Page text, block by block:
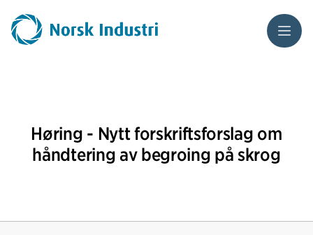
Meny
Høring - Nytt forskriftsforslag om
håndtering av begroing på skrog